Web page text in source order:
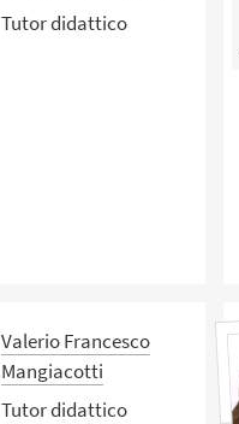
Tutor didattico
Valerio Francesco
Mangiacotti
Tutor didattico